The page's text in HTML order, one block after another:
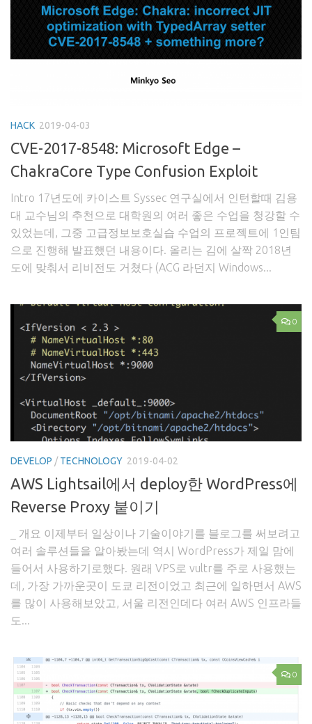
HACK 2019-04-03
CVE-2017-8548: Microsoft Edge –
ChakraCore Type Confusion Exploit
Intro 17년도에 카이스트 Syssec 연구실에서 인턴할때 김용
대 교수님의 추천으로 대학원의 여러 좋은 수업을 청강할 수
있었는데, 그중 고급정보보호실습 수업의 프로젝트에 1인팀
으로 진행해 발표했던 내용이다. 올리는 김에 살짝 2018년
도에 맞춰서 리비전도 거쳤다 (ACG 라던지 Windows...
0
DEVELOP /TECHNOLOGY 2019-04-02
AWS Lightsail에서 deploy한 WordPress에
Reverse Proxy 붙이기
_ 개요 이제부터 일상이나 기술이야기를 블로그를 써보려고
여러 솔루션들을 알아봤는데 역시 WordPress가 제일 맘에
들어서 사용하기로했다. 원래 VPS로 vultr를 주로 사용했는
데, 가장 가까운곳이 도쿄 리전이었고 최근에 일하면서 AWS
를 많이 사용해보았고, 서울 리전인데다 여러 AWS 인프라들
도...
0